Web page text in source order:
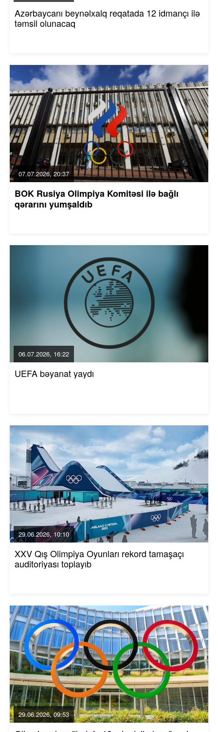
Azərbaycanı beynəlxalq reqatada 12 idmançı ilə
təmsil olunacaq
07.07.2026, 20:37
BOK Rusiya Olimpiya Komitəsi ilə bağlı
qərarını yumşaldıb
06.07.2026, 16:22
UEFA bəyanat yaydı
29.06.2026, 10:10
XXV Qış Olimpiya Oyunları rekord tamaşaçı
auditoriyası toplayıb
29.06.2026, 09:53